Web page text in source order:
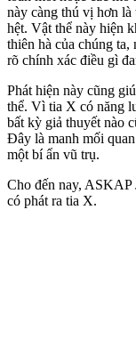
này càng thú vị hơn
hệt. Vật thể này hiện
thiên hà của chúng ta,
rõ chính xác điều gì
Phát hiện này cũng
thể. Vì tia X có năng
bất kỳ giả thuyết nào
Đây là manh mối
một bí ẩn vũ trụ.
Cho đến nay, ASKAP
có phát ra tia X.